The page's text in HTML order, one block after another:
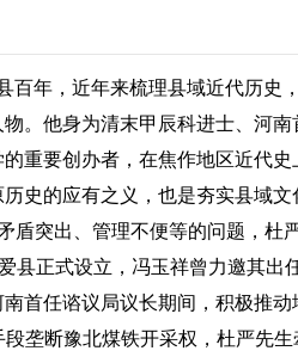
百年，近年来梳理县域近代历
。他身为清末甲辰科进士、河
重要创办者，在焦作地区近代
史的应有之义，也是夯实县域
突出、管理不便等的问题，杜
县正式设立，冯玉祥曾力邀其
首任谘议局议长期间，积极推
垄断豫北煤铁开采权，杜严先